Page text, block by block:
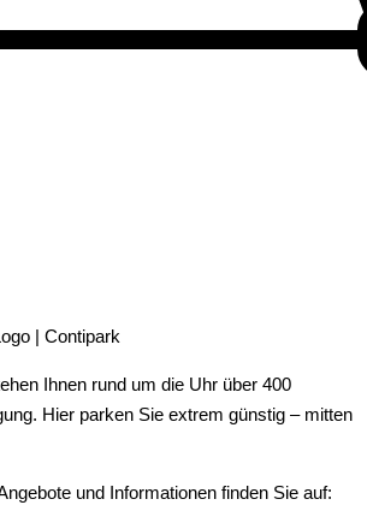
Ihnen rund um die Uhr über 400
Hier parken Sie extrem günstig – mitten
und Informationen finden Sie auf: